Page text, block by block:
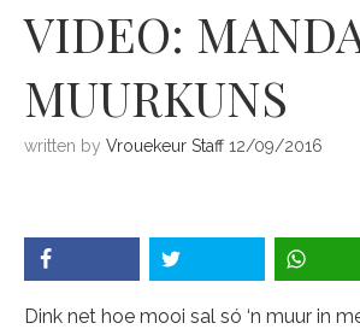
VIDEO:
MUURKUNS
written by Vrouekeur Staff 12/09/2016
Dink net hoe mooi sal só ‘n muur in